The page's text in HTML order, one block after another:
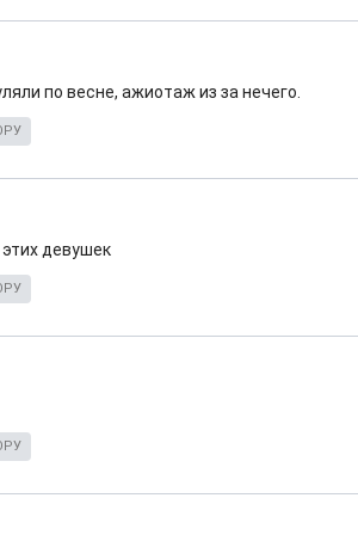
по весне, ажиотаж из за нечего.
девушек